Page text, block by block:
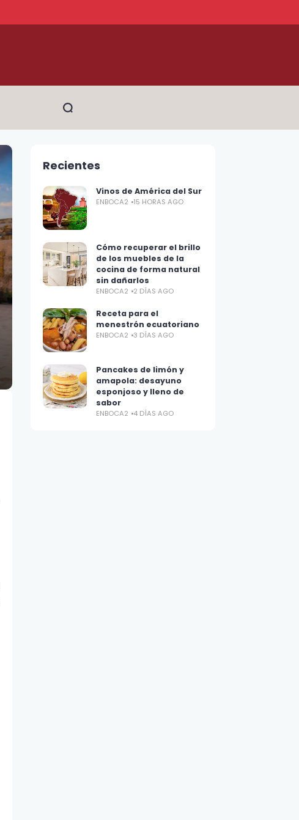
Recientes
Vinos de América del Sur
ENBOCA2 15 HORAS AGO
Cómo recuperar el brillo
de los muebles de la
cocina de forma natural
sin dañarlos
ENBOCA2 2 DÍAS AGO
Receta para el
menestrón ecuatoriano
ENBOCA2 3 DÍAS AGO
Pancakes de limón y
amapola: desayuno
esponjoso y lleno de
sabor
ENBOCA2 4 DÍAS AGO